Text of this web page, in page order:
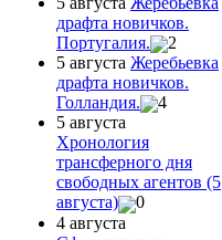
драфта новичков.
Португалия.
2
5 августа Жеребьевка
драфта новичков.
Голландия.
4
5 августа
Хронология
трансферного дня
свободных агентов (5
августа)
0
4 августа